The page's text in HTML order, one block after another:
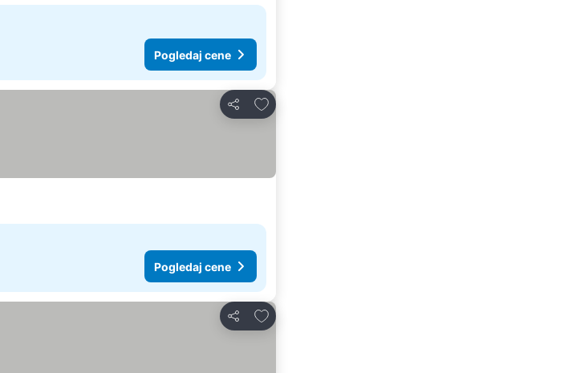
Pogledaj cene
Deli
Dodati u favorite
Pogledaj cene
Deli
Dodati u favorite